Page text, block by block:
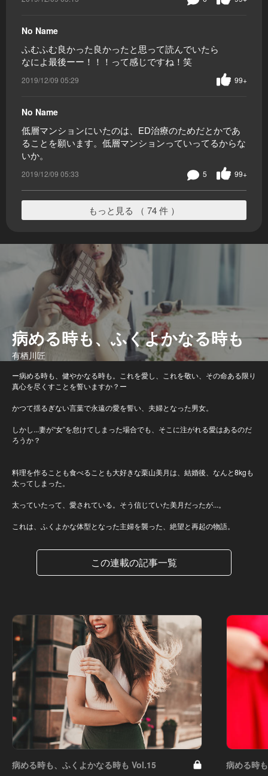
No Name
ふむふむ良かった良かったと思って読んでいたら
なによ最後ーー！！！って感じですね！笑
2019/12/09 05:29 99+
No Name
低層マンションにいたのは、ED治療のためだとかであ
ることを願います。低層マンションっていってるからな
いか。
2019/12/09 05:33 99+
5
もっと見る （ 74 件 ）
病める時も、ふくよかなる時も
有栖川匠
ー病める時も、健やかなる時も。これを愛し、これを敬い、その命ある限り
真心を尽くすことを誓いますか？ー
かつて揺るぎない言葉で永遠の愛を誓い、夫婦となった男女。
しかし...妻が“女”を怠けてしまった場合でも、そこに注がれる愛はあるのだ
ろうか？
料理を作ることも食べることも大好きな栗山美月は、結婚後、なんと8kgも
太ってしまった。
太っていたって、愛されている。そう信じていた美月だったが...。
これは、ふくよかな体型となった主婦を襲った、絶望と再起の物語。
この連載の記事一覧
病める時も、ふくよかなる時も Vol.15 病める時